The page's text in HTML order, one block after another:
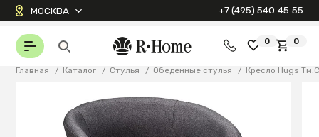
МОСКВА +7 (495) 540‑45‑55
0 0
Главная / Каталог / Стулья / Обеденные стулья / Кресло Hugs